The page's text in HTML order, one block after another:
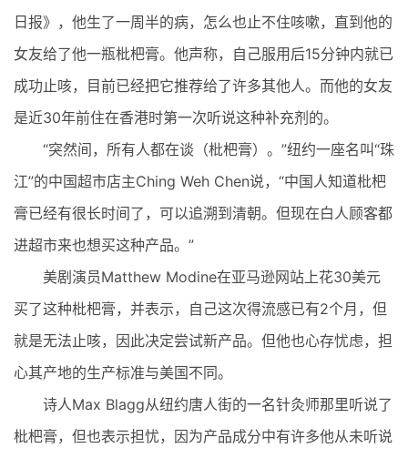
日报》，他生了一周半的病，怎么也止不住咳嗽，直到他的
女友给了他一瓶枇杷膏。他声称，自己服用后15分钟内就已
成功止咳，目前已经把它推荐给了许多其他人。而他的女友
是近30年前住在香港时第一次听说这种补充剂的。
“突然间，所有人都在谈（枇杷膏）。”纽约一座名叫“珠
江”的中国超市店主Ching Weh Chen说，“中国人知道枇杷
膏已经有很长时间了，可以追溯到清朝。但现在白人顾客都
进超市来也想买这种产品。”
美剧演员Matthew Modine在亚马逊网站上花30美元
买了这种枇杷膏，并表示，自己这次得流感已有2个月，但
就是无法止咳，因此决定尝试新产品。但他也心存忧虑，担
心其产地的生产标准与美国不同。
诗人Max Blagg从纽约唐人街的一名针灸师那里听说了
枇杷膏，但也表示担忧，因为产品成分中有许多他从未听说